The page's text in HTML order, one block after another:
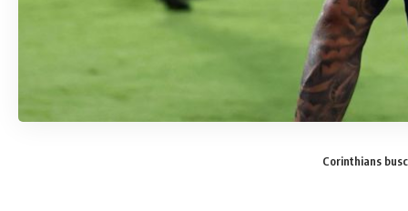
Corinthians